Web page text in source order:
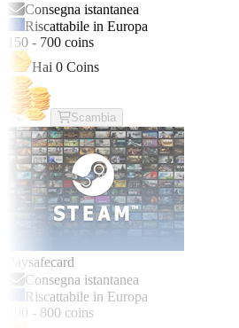
Consegna istantanea
Riscattabile in Europa
150 - 700 coins
Hai 0 Coins
Scambia
Paysafecard
Consegna istantanea
Riscattabile in Europa
200 - 800 coins